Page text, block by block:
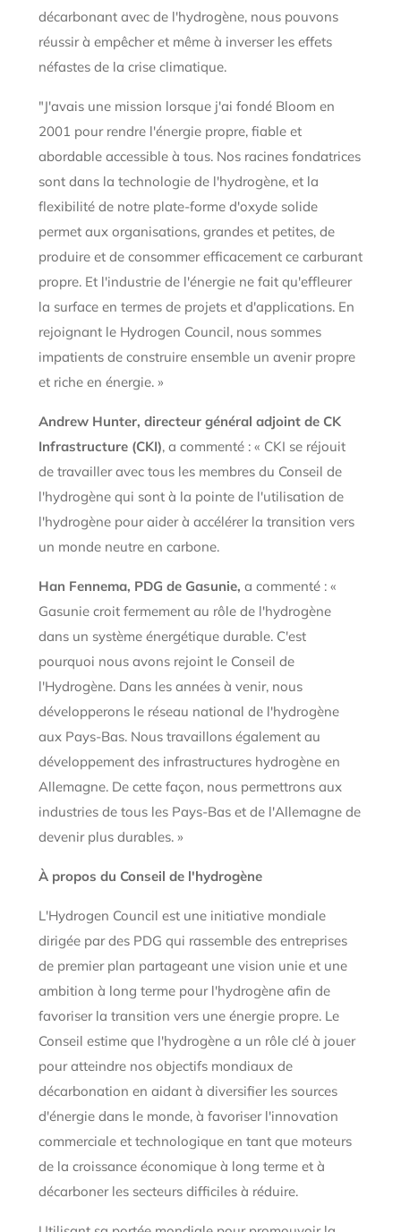
décarbonant avec de l'hydrogène, nous pouvons
réussir à empêcher et même à inverser les effets
néfastes de la crise climatique.
"J'avais une mission lorsque j'ai fondé Bloom en
2001 pour rendre l'énergie propre, fiable et
abordable accessible à tous. Nos racines fondatrices
sont dans la technologie de l'hydrogène, et la
flexibilité de notre plate-forme d'oxyde solide
permet aux organisations, grandes et petites, de
produire et de consommer efficacement ce carburant
propre. Et l'industrie de l'énergie ne fait qu'effleurer
la surface en termes de projets et d'applications. En
rejoignant le Hydrogen Council, nous sommes
impatients de construire ensemble un avenir propre
et riche en énergie. »
Andrew Hunter, directeur général adjoint de CK
Infrastructure (CKI), a commenté : « CKI se réjouit
de travailler avec tous les membres du Conseil de
l'hydrogène qui sont à la pointe de l'utilisation de
l'hydrogène pour aider à accélérer la transition vers
un monde neutre en carbone.
Han Fennema, PDG de Gasunie, a commenté : «
Gasunie croit fermement au rôle de l'hydrogène
dans un système énergétique durable. C'est
pourquoi nous avons rejoint le Conseil de
l'Hydrogène. Dans les années à venir, nous
développerons le réseau national de l'hydrogène
aux Pays-Bas. Nous travaillons également au
développement des infrastructures hydrogène en
Allemagne. De cette façon, nous permettrons aux
industries de tous les Pays-Bas et de l'Allemagne de
devenir plus durables. »
À propos du Conseil de l'hydrogène
L'Hydrogen Council est une initiative mondiale
dirigée par des PDG qui rassemble des entreprises
de premier plan partageant une vision unie et une
ambition à long terme pour l'hydrogène afin de
favoriser la transition vers une énergie propre. Le
Conseil estime que l'hydrogène a un rôle clé à jouer
pour atteindre nos objectifs mondiaux de
décarbonation en aidant à diversifier les sources
d'énergie dans le monde, à favoriser l'innovation
commerciale et technologique en tant que moteurs
de la croissance économique à long terme et à
décarboner les secteurs difficiles à réduire.